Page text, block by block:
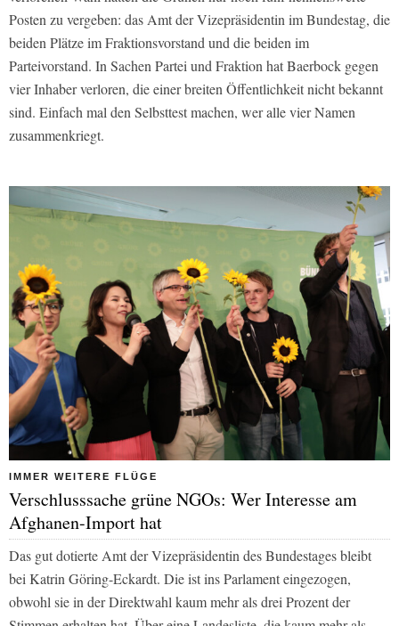
Posten zu vergeben: das Amt der Vizepräsidentin im Bundestag, die
beiden Plätze im Fraktionsvorstand und die beiden im
Parteivorstand. In Sachen Partei und Fraktion hat Baerbock gegen
vier Inhaber verloren, die einer breiten Öffentlichkeit nicht bekannt
sind. Einfach mal den Selbsttest machen, wer alle vier Namen
zusammenkriegt.
IMMER WEITERE FLÜGE
Verschlusssache grüne NGOs: Wer Interesse am
Afghanen-Import hat
Das gut dotierte Amt der Vizepräsidentin des Bundestages bleibt
bei Katrin Göring-Eckardt. Die ist ins Parlament eingezogen,
obwohl sie in der Direktwahl kaum mehr als drei Prozent der